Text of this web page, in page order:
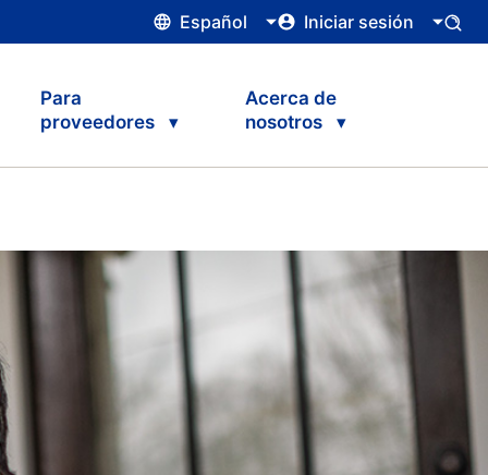
Español Iniciar sesión
Para
proveedores
Acerca de
nosotros